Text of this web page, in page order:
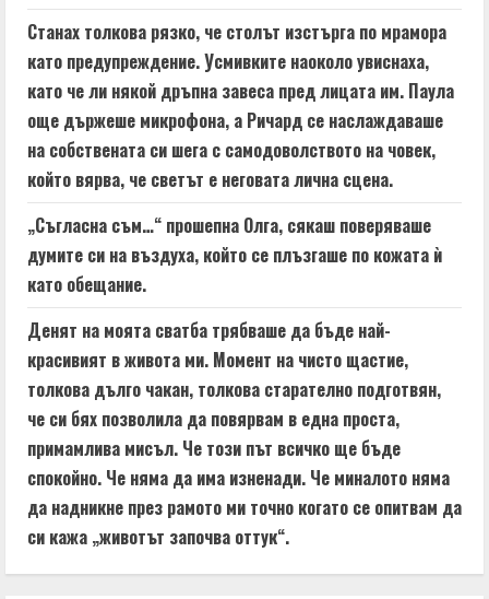
Станах толкова рязко, че столът изстърга по мрамора
като предупреждение. Усмивките наоколо увиснаха,
като че ли някой дръпна завеса пред лицата им. Паула
още държеше микрофона, а Ричард се наслаждаваше
на собствената си шега с самодоволството на човек,
който вярва, че светът е неговата лична сцена.
„Съгласна съм…“ прошепна Олга, сякаш поверяваше
думите си на въздуха, който се плъзгаше по кожата ѝ
като обещание.
Денят на моята сватба трябваше да бъде най-
красивият в живота ми. Момент на чисто щастие,
толкова дълго чакан, толкова старателно подготвян,
че си бях позволила да повярвам в една проста,
примамлива мисъл. Че този път всичко ще бъде
спокойно. Че няма да има изненади. Че миналото няма
да надникне през рамото ми точно когато се опитвам да
си кажа „животът започва оттук“.